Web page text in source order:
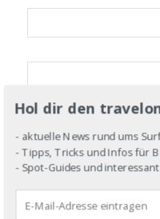
Hol dir den
- aktuelle News rund ums
- Tipps, Tricks und Infos für
- Spot-Guides und